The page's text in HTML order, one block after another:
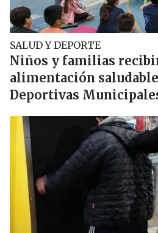
SALUD Y DEPORTE
Niños y familias
alimentación
Deportivas